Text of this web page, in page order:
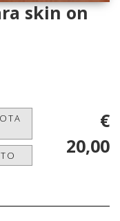
skin on
€
20,00